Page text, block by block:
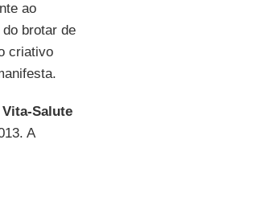
ao
brotar de
criativo
Salute
A